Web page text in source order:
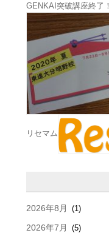
GENKAI突破講座終了！
リセマム
2026年8月 (1)
2026年7月 (5)